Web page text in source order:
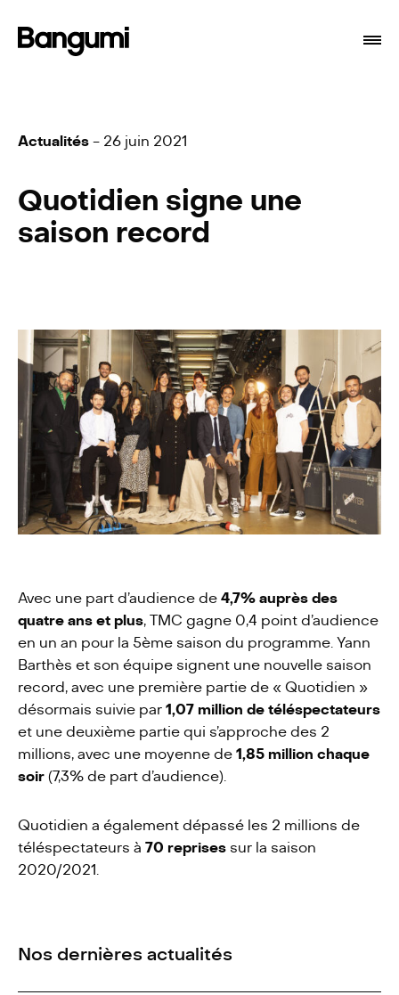
À propos
Branding
Actualités
Contact
Actualités - 26 juin 2021
Quotidien signe une
saison record
Avec une part d’audience de 4,7% auprès des
quatre ans et plus, TMC gagne 0,4 point d’audience
en un an pour la 5ème saison du programme. Yann
Barthès et son équipe signent une nouvelle saison
record, avec une première partie de « Quotidien »
désormais suivie par 1,07 million de téléspectateurs
et une deuxième partie qui s’approche des 2
millions, avec une moyenne de 1,85 million chaque
soir (7,3% de part d’audience).
Quotidien a également dépassé les 2 millions de
téléspectateurs à 70 reprises sur la saison
2020/2021.
Nos dernières actualités